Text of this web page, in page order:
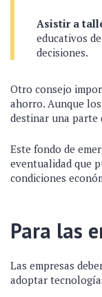
Asistir a
educativos
decisiones.
Otro consejo
ahorro. Aunque
destinar una parte
Este fondo de
eventualidad que
condiciones
Para las
Las empresas
adoptar